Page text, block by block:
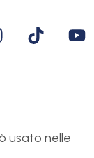
usato nelle